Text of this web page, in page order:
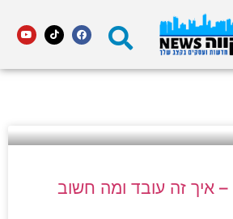
– איך זה עובד ומה חשוב